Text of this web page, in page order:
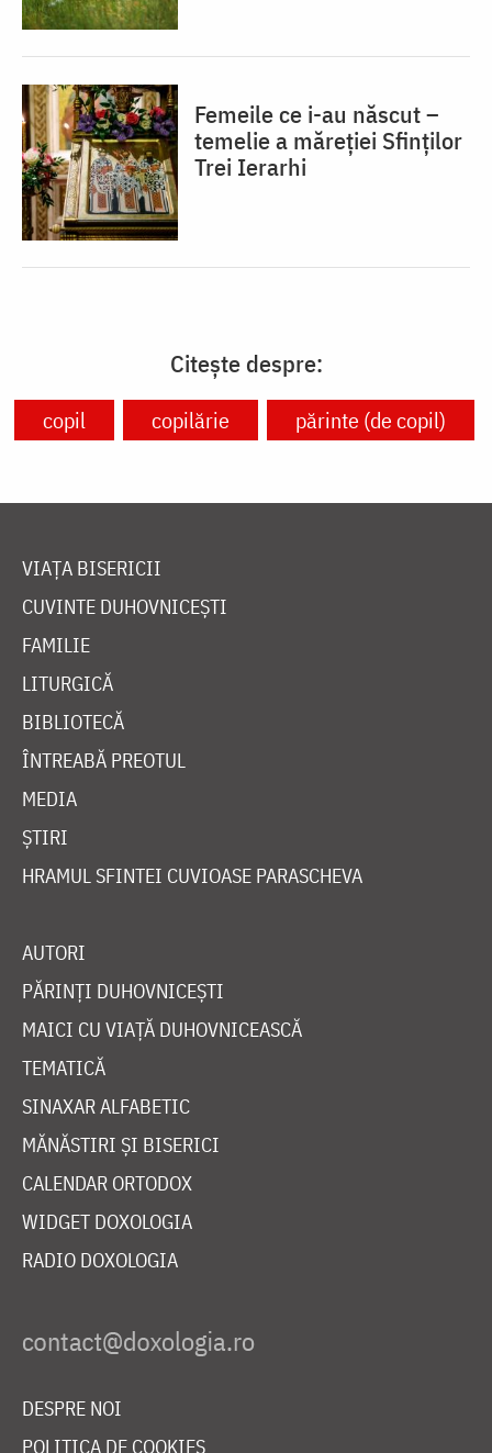
Femeile ce i-au născut –
temelie a măreției Sfinților
Trei Ierarhi
Citește despre:
copil copilărie părinte (de copil)
VIAȚA BISERICII
CUVINTE DUHOVNICEȘTI
FAMILIE
LITURGICĂ
BIBLIOTECĂ
ÎNTREABĂ PREOTUL
MEDIA
ȘTIRI
HRAMUL SFINTEI CUVIOASE PARASCHEVA
AUTORI
PĂRINȚI DUHOVNICEȘTI
MAICI CU VIAȚĂ DUHOVNICEASCĂ
TEMATICĂ
SINAXAR ALFABETIC
MĂNĂSTIRI ȘI BISERICI
CALENDAR ORTODOX
WIDGET DOXOLOGIA
RADIO DOXOLOGIA
DESPRE NOI
POLITICA DE COOKIES